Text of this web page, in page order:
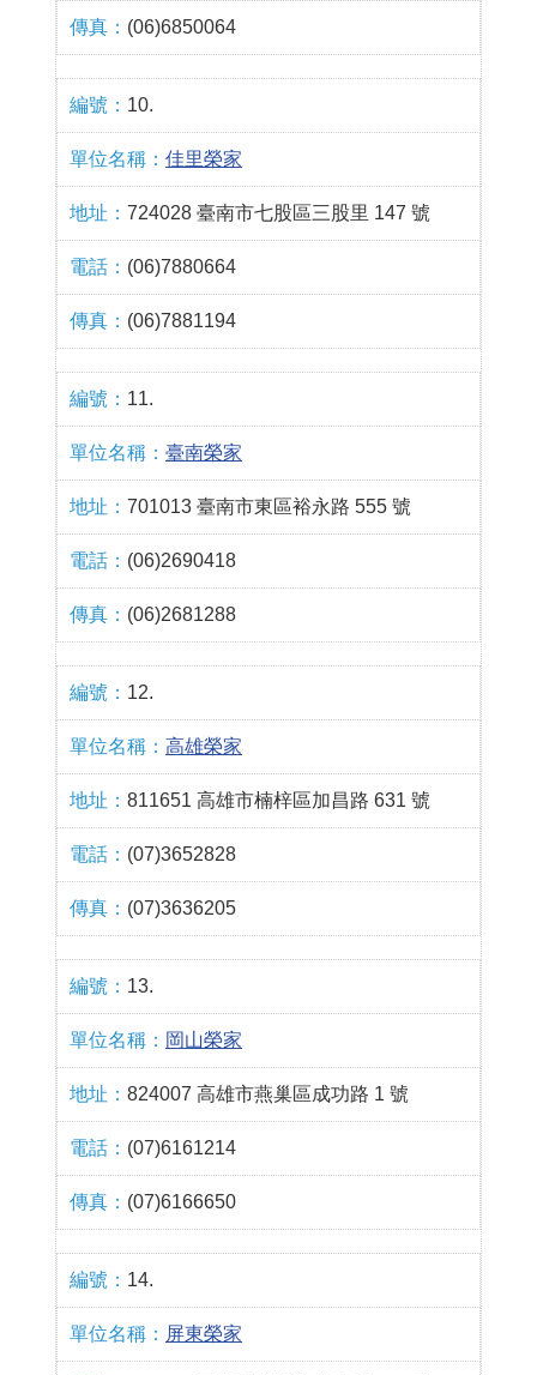
(06)6850064
10.
佳里榮家
724028 臺南市七股區三股里 147 號
(06)7880664
(06)7881194
11.
臺南榮家
701013 臺南市東區裕永路 555 號
(06)2690418
(06)2681288
12.
高雄榮家
811651 高雄市楠梓區加昌路 631 號
(07)3652828
(07)3636205
13.
岡山榮家
824007 高雄市燕巢區成功路 1 號
(07)6161214
(07)6166650
14.
屏東榮家